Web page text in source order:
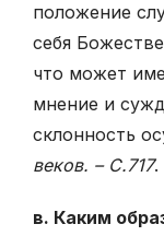
положение
себя
что может
мнение и
склонность
веков. – С.717.
в. Каким